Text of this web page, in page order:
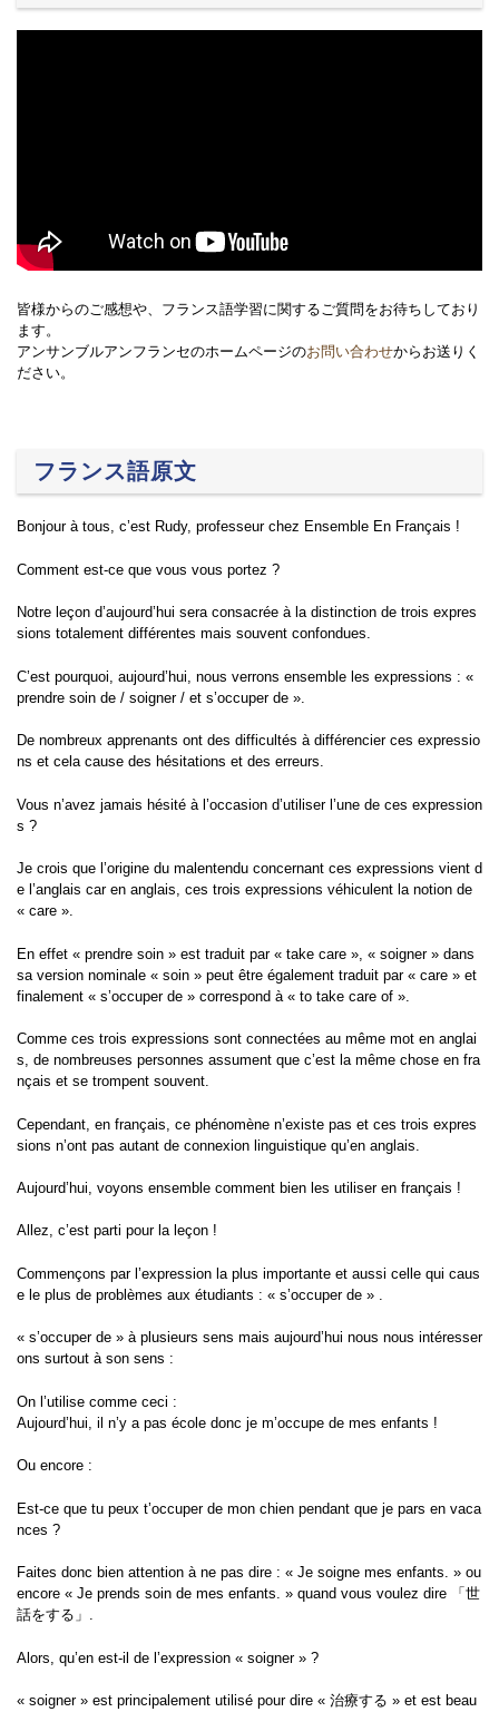
皆様からのご感想や、フランス語学習に関するご質問をお待ちしており
ます。
アンサンブルアンフランセのホームページのお問い合わせからお送りく
ださい。
フランス語原文
Bonjour à tous, c’est Rudy, professeur chez Ensemble En Français !
Comment est-ce que vous vous portez ?
Notre leçon d’aujourd’hui sera consacrée à la distinction de trois expres
sions totalement différentes mais souvent confondues.
C’est pourquoi, aujourd’hui, nous verrons ensemble les expressions : «
prendre soin de / soigner / et s’occuper de ».
De nombreux apprenants ont des difficultés à différencier ces expressio
ns et cela cause des hésitations et des erreurs.
Vous n’avez jamais hésité à l’occasion d’utiliser l’une de ces expression
s ?
Je crois que l’origine du malentendu concernant ces expressions vient d
e l’anglais car en anglais, ces trois expressions véhiculent la notion de
« care ».
En effet « prendre soin » est traduit par « take care », « soigner » dans
sa version nominale « soin » peut être également traduit par « care » et
finalement « s’occuper de » correspond à « to take care of ».
Comme ces trois expressions sont connectées au même mot en anglai
s, de nombreuses personnes assument que c’est la même chose en fra
nçais et se trompent souvent.
Cependant, en français, ce phénomène n’existe pas et ces trois expres
sions n’ont pas autant de connexion linguistique qu’en anglais.
Aujourd’hui, voyons ensemble comment bien les utiliser en français !
Allez, c’est parti pour la leçon !
Commençons par l’expression la plus importante et aussi celle qui caus
e le plus de problèmes aux étudiants : « s’occuper de » .
« s’occuper de » à plusieurs sens mais aujourd’hui nous nous intéresser
ons surtout à son sens :
On l’utilise comme ceci :
Aujourd’hui, il n’y a pas école donc je m’occupe de mes enfants !
Ou encore :
Est-ce que tu peux t’occuper de mon chien pendant que je pars en vaca
nces ?
Faites donc bien attention à ne pas dire : « Je soigne mes enfants. » ou
encore « Je prends soin de mes enfants. » quand vous voulez dire 「世
話をする」.
Alors, qu’en est-il de l’expression « soigner » ?
« soigner » est principalement utilisé pour dire « 治療する » et est beau